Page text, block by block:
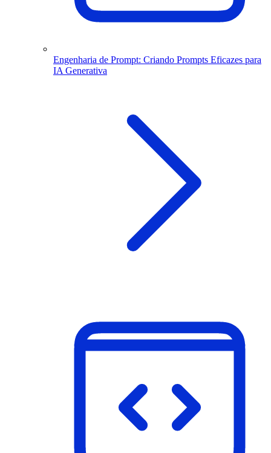
Engenharia de Prompt: Criando Prompts Eficazes para
IA Generativa